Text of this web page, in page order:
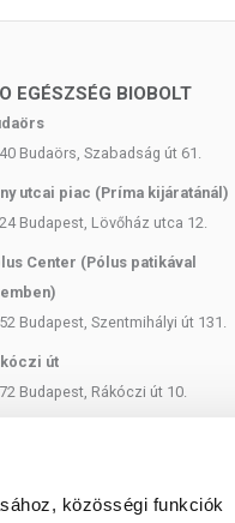
közösségi funkciók
életmódot! A
alkalmas!
fogyasztási
érzékeny vagy
EGÉSZSÉG BIOBOLT
Budaörs, Szabadság út 61.
utcai piac (Príma kijáratánál)
Budapest, Lövőház utca 12.
Center (Pólus patikával
Budapest, Szentmihályi út 131.
út
Budapest, Rákóczi út 10.